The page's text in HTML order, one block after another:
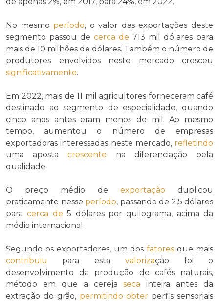
No mesmo período, o valor das exportações deste
segmento passou de cerca de 713 mil dólares para
mais de 10 milhões de dólares. Também o número de
produtores envolvidos neste mercado cresceu
significativamente.
Em 2022, mais de 11 mil agricultores forneceram café
destinado ao segmento de especialidade, quando
cinco anos antes eram menos de mil. Ao mesmo
tempo, aumentou o número de empresas
exportadoras interessadas neste mercado, refletindo
uma apostacrescente na diferenciação pela
qualidade.
O preço médio de exportação duplicou
praticamente nesse período, passando de 2,5 dólares
paracerca de 5 dólares por quilograma, acima da
média internacional.
Segundo os exportadores, um dosfatores que mais
contribuiu
para estavalorização foi o
desenvolvimento da produção de cafés naturais,
método em que a cerejaseca inteira antes da
extração do grão, permitindo obter perfis sensoriais